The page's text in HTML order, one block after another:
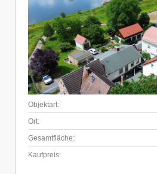
Objektart:
Ort:
Gesamtfläche:
Kaufpreis: